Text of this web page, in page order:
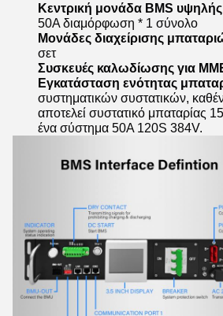
Κεντρική μονάδα BMS
50A διαμόρφωση * 1 σύνολο
Μονάδες διαχείρισης
σετ
Συσκευές καλωδίωσης για
Εγκατάσταση ενότητας
συστηματικών συστατικών,
αποτελεί συστατικό μπαταρίας
ένα σύστημα 50A 120S 384V.